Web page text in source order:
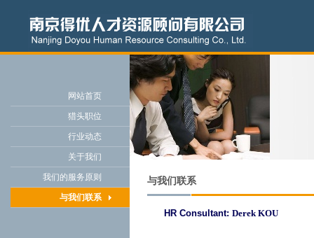
网站首页
猎头职位
行业动态
关于我们
我们的服务原则
与我们联系
与我们联系
HR Consultant: Derek KOU